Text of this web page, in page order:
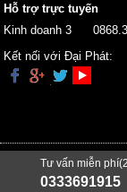
Hỗ trợ trực tuyến
Kinh doanh 3
Kết nối với Đại Phát:
Trang chủ Giới thiệu
Tư vấn miễn
0333691915